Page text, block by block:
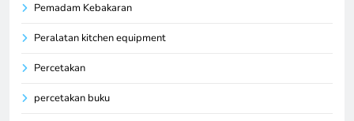
Pemadam Kebakaran
Peralatan kitchen equipment
Percetakan
percetakan buku